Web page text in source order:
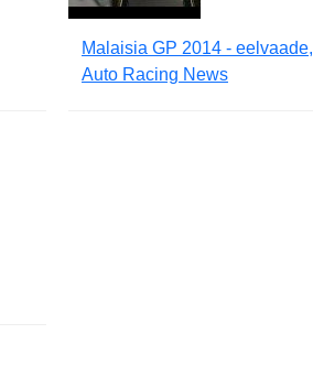
Malaisia GP 2014 - eelvaade,
Auto Racing News